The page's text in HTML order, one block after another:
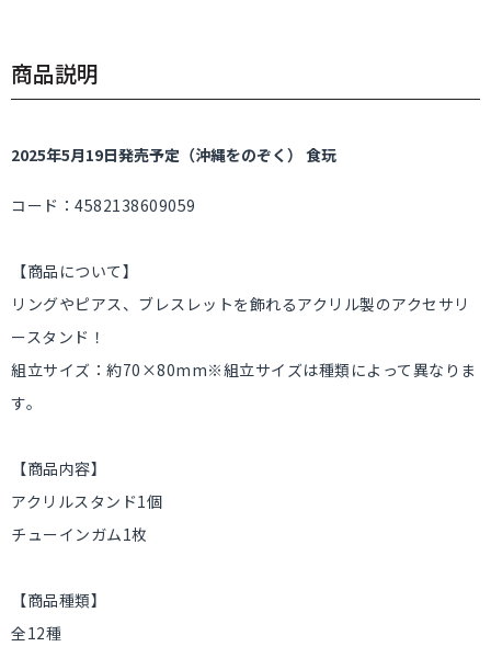
商品説明
2025年5月19日発売予定（沖縄をのぞく） 食玩
コード：4582138609059
【商品について】
リングやピアス、ブレスレットを飾れるアクリル製のアクセサリ
ースタンド！
組立サイズ：約70×80mm※組立サイズは種類によって異なりま
す。
【商品内容】
アクリルスタンド1個
チューインガム1枚
【商品種類】
全12種